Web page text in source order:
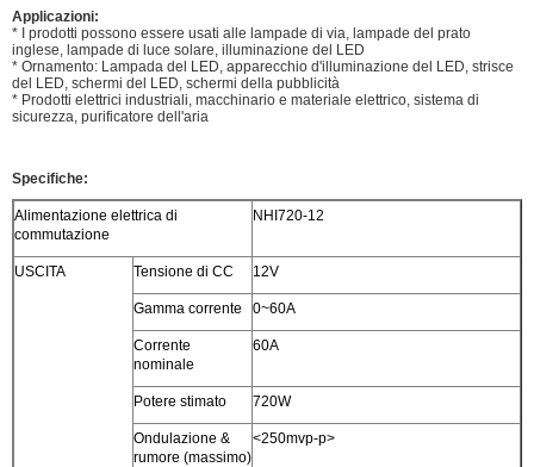
Applicazioni:
* I prodotti possono essere usati alle lampade di via, lampade del prato
inglese, lampade di luce solare, illuminazione del LED
* Ornamento: Lampada del LED, apparecchio d'illuminazione del LED, strisce
del LED, schermi del LED, schermi della pubblicità
* Prodotti elettrici industriali, macchinario e materiale elettrico, sistema di
sicurezza, purificatore dell'aria
Specifiche:
Alimentazione elettrica di
commutazione
NHI720-12
USCITA Tensione di CC 12V
Gamma corrente 0~60A
Corrente
nominale
60A
Potere stimato 720W
Ondulazione &
rumore (massimo)
<250mvp-p>